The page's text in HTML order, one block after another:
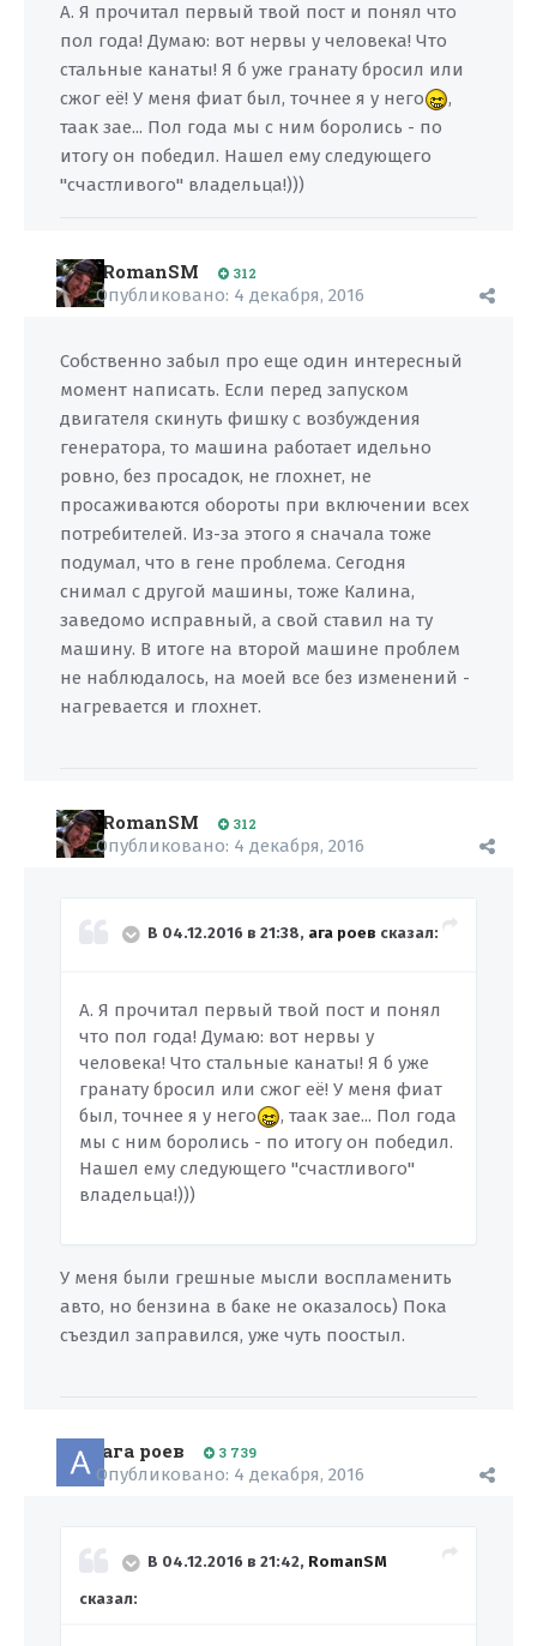
А. Я прочитал первый твой пост и понял что
пол года! Думаю: вот нервы у человека! Что
стальные канаты! Я б уже гранату бросил или
сжог её! У меня фиат был, точнее я у него
,
таак зае... Пол года мы с ним боролись - по
итогу он победил. Нашел ему следующего
"счастливого" владельца!)))
RomanSM 312
Опубликовано: 4 декабря, 2016
Собственно забыл про еще один интересный
момент написать. Если перед запуском
двигателя скинуть фишку с возбуждения
генератора, то машина работает идельно
ровно, без просадок, не глохнет, не
просаживаются обороты при включении всех
потребителей. Из-за этого я сначала тоже
подумал, что в гене проблема. Сегодня
снимал с другой машины, тоже Калина,
заведомо исправный, а свой ставил на ту
машину. В итоге на второй машине проблем
не наблюдалось, на моей все без изменений -
нагревается и глохнет.
RomanSM 312
Опубликовано: 4 декабря, 2016
В 04.12.2016 в 21:38, ага роев сказал:
А. Я прочитал первый твой пост и понял
что пол года! Думаю: вот нервы у
человека! Что стальные канаты! Я б уже
гранату бросил или сжог её! У меня фиат
был, точнее я у него
, таак зае... Пол года
мы с ним боролись - по итогу он победил.
Нашел ему следующего "счастливого"
владельца!)))
У меня были грешные мысли воспламенить
авто, но бензина в баке не оказалось) Пока
съездил заправился, уже чуть поостыл.
ага роев 3 739
Опубликовано: 4 декабря, 2016
В 04.12.2016 в 21:42, RomanSM
сказал: